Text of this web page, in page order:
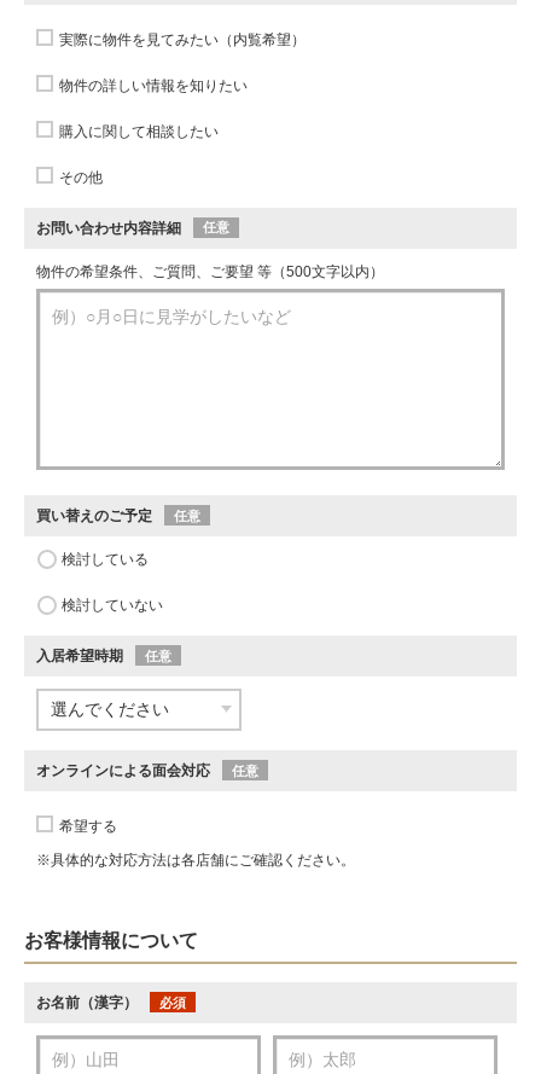
実際に物件を見てみたい（内覧希望）
物件の詳しい情報を知りたい
購入に関して相談したい
その他
お問い合わせ内容詳細 任意
物件の希望条件、ご質問、ご要望 等（500文字以内）
買い替えのご予定 任意
検討している
検討していない
入居希望時期 任意
オンラインによる面会対応 任意
希望する
※具体的な対応方法は各店舗にご確認ください。
お客様情報について
お名前（漢字） 必須